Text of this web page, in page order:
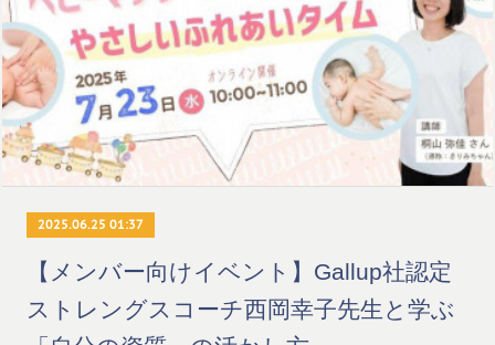
2025.06.25 01:37
【メンバー向けイベント】Gallup社認定
ストレングスコーチ西岡幸子先生と学ぶ